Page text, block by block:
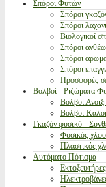
Σπόροι Φυτών
Σπόροι
Σπόροι
Βιολογικοί
Σπόροι
Σπόροι
Σπόροι
Προσφορές
Βολβοί - Ριζώματα
Βολβοί
Βολβοί
Γκαζόν φυσικό -
Φυσικός
Πλαστικός
Αυτόματο Πότισμα